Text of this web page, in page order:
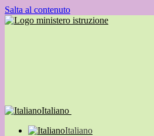
Salta al contenuto
Italiano
Italiano